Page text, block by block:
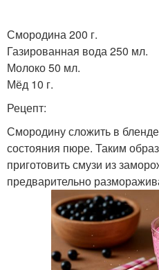
Смородина 200 г.
Газированная вода 250 мл.
Молоко 50 мл.
Мёд 10 г.
Рецепт:
Смородину сложить в
состояния пюре. Таким
приготовить смузи из
предварительно